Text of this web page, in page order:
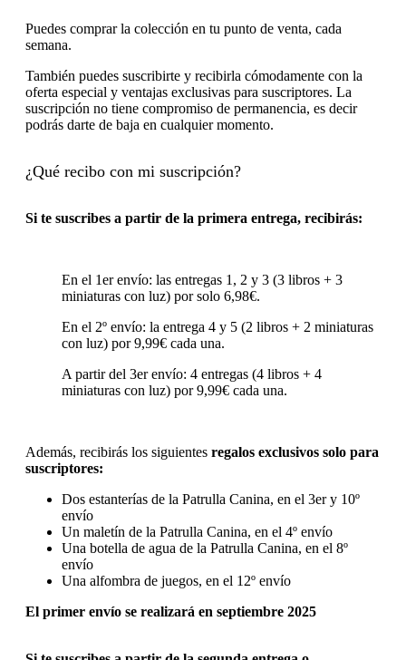
Puedes comprar la colección en tu punto de venta, cada
semana.
También puedes suscribirte y recibirla cómodamente con la
oferta especial y ventajas exclusivas para suscriptores. La
suscripción no tiene compromiso de permanencia, es decir
podrás darte de baja en cualquier momento.
¿Qué recibo con mi suscripción?
Si te suscribes a partir de la primera entrega, recibirás:
En el 1er envío: las entregas 1, 2 y 3 (3 libros + 3
miniaturas con luz) por solo 6,98€.
En el 2º envío: la entrega 4 y 5 (2 libros + 2 miniaturas
con luz) por 9,99€ cada una.
A partir del 3er envío: 4 entregas (4 libros + 4
miniaturas con luz) por 9,99€ cada una.
Además, recibirás los siguientes regalos exclusivos solo para
suscriptores:
Dos estanterías de la Patrulla Canina, en el 3er y 10º
envío
Un maletín de la Patrulla Canina, en el 4º envío
Una botella de agua de la Patrulla Canina, en el 8º
envío
Una alfombra de juegos, en el 12º envío
El primer envío se realizará en septiembre 2025